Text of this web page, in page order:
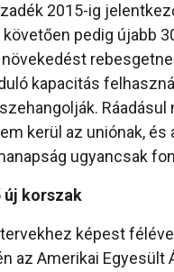
2015-ig
követően pedig újabb
kapacitás
Ráadásul
kerül az uniónak, és
ugyancsak
új korszak
képest
az Amerikai Egyesült